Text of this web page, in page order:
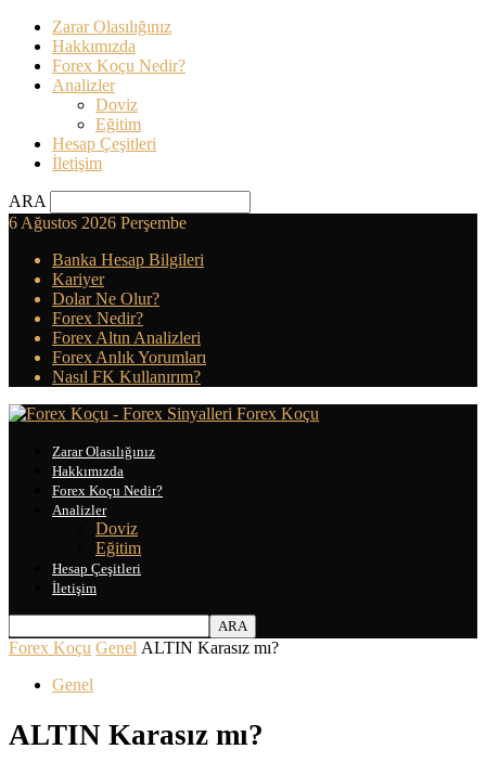
Zarar Olasılığınız
Hakkımızda
Forex Koçu Nedir?
Analizler
Doviz
Eğitim
Hesap Çeşitleri
İletişim
ARA
6 Ağustos 2026 Perşembe
Banka Hesap Bilgileri
Kariyer
Dolar Ne Olur?
Forex Nedir?
Forex Altın Analizleri
Forex Anlık Yorumları
Nasıl FK Kullanırım?
Forex Koçu
Zarar Olasılığınız
Hakkımızda
Forex Koçu Nedir?
Analizler
Doviz
Eğitim
Hesap Çeşitleri
İletişim
Forex Koçu Genel ALTIN Karasız mı?
Genel
ALTIN Karasız mı?